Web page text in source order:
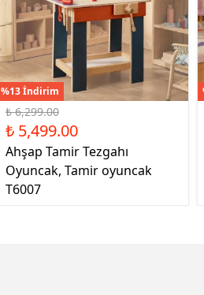
%13 İndirim
₺ 6,299.00
₺ 5,499.00
Ahşap Tamir Tezgahı
Oyuncak, Tamir oyuncak
T6007